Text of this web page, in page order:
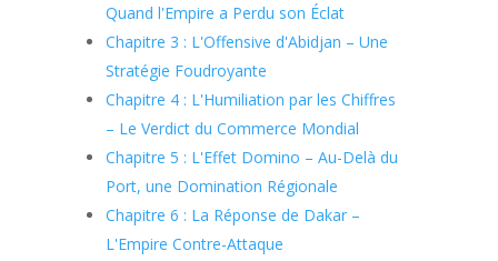
Quand l'Empire a Perdu son Éclat
Chapitre 3 : L'Offensive d'Abidjan – Une
Stratégie Foudroyante
Chapitre 4 : L'Humiliation par les Chiffres
– Le Verdict du Commerce Mondial
Chapitre 5 : L'Effet Domino – Au-Delà du
Port, une Domination Régionale
Chapitre 6 : La Réponse de Dakar –
L'Empire Contre-Attaque